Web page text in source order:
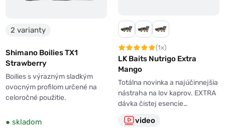
2 varianty
Shimano Boilies TX1
Strawberry
Boilies s výrazným sladkým
ovocným profilom určené na
celoročné použitie.
● skladom
(1x)
LK Baits Nutrigo Extra
Mango
Totálna novinka a najúčinnejšia
nástraha na lov kaprov. EXTRA
dávka čistej esencie…
video